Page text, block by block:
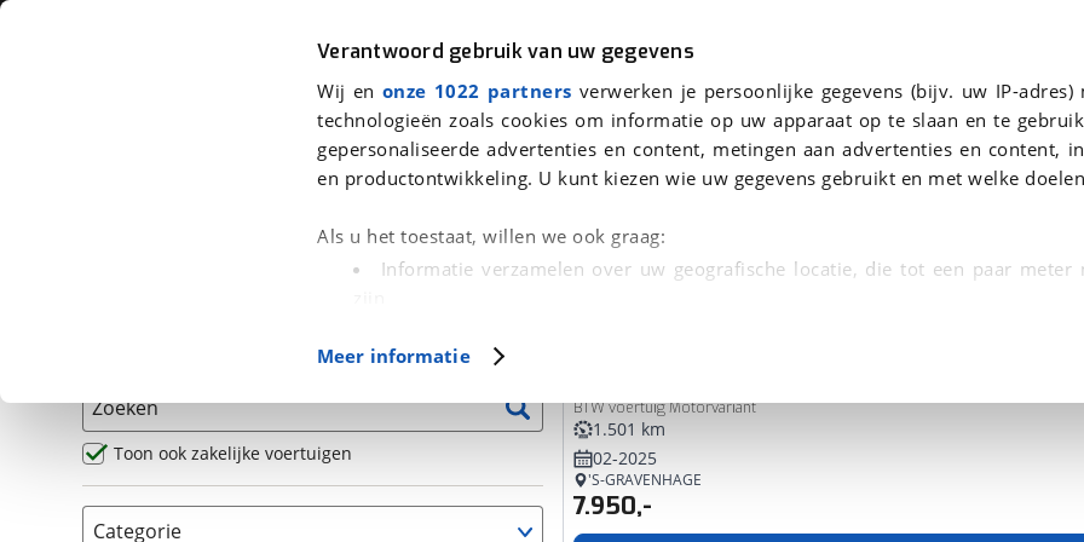
Verantwoord gebruik van uw gegevens
Wij en onze 1022 partners verwerken je persoonlijke gegevens (bijv. uw IP-adres)
technologieën zoals cookies om informatie op uw apparaat op te slaan en te
gepersonaliseerde advertenties en content, metingen aan advertenties en content,
en productontwikkeling. U kunt kiezen wie uw gegevens gebruikt en met welke
Als u het toestaat, willen we ook graag:
Informatie verzamelen over uw geografische locatie, die tot een paar meter
(fingerprinting)
in. U kunt uw toestemming op elk moment wijzigen of
Cookieverklaring.
Met cookies en vergelijkbare technieken zorgen we voor een betere en meer
Functionele cookies zorgen ervoor dat de website goed werkt. Ook gebruiken we
Meer informatie
Auto Fiets Motor
We hebben 207 motoren voor je gevonden
Zoeken
Toon ook zakelijke voertuigen
Categorie
BTW voertuig Motorvariant
1.501 km
02-2025
'S-GRAVENHAGE
7.950,-